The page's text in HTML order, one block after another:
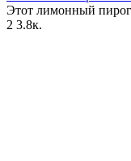
Этот лимонный
2 3.8к.